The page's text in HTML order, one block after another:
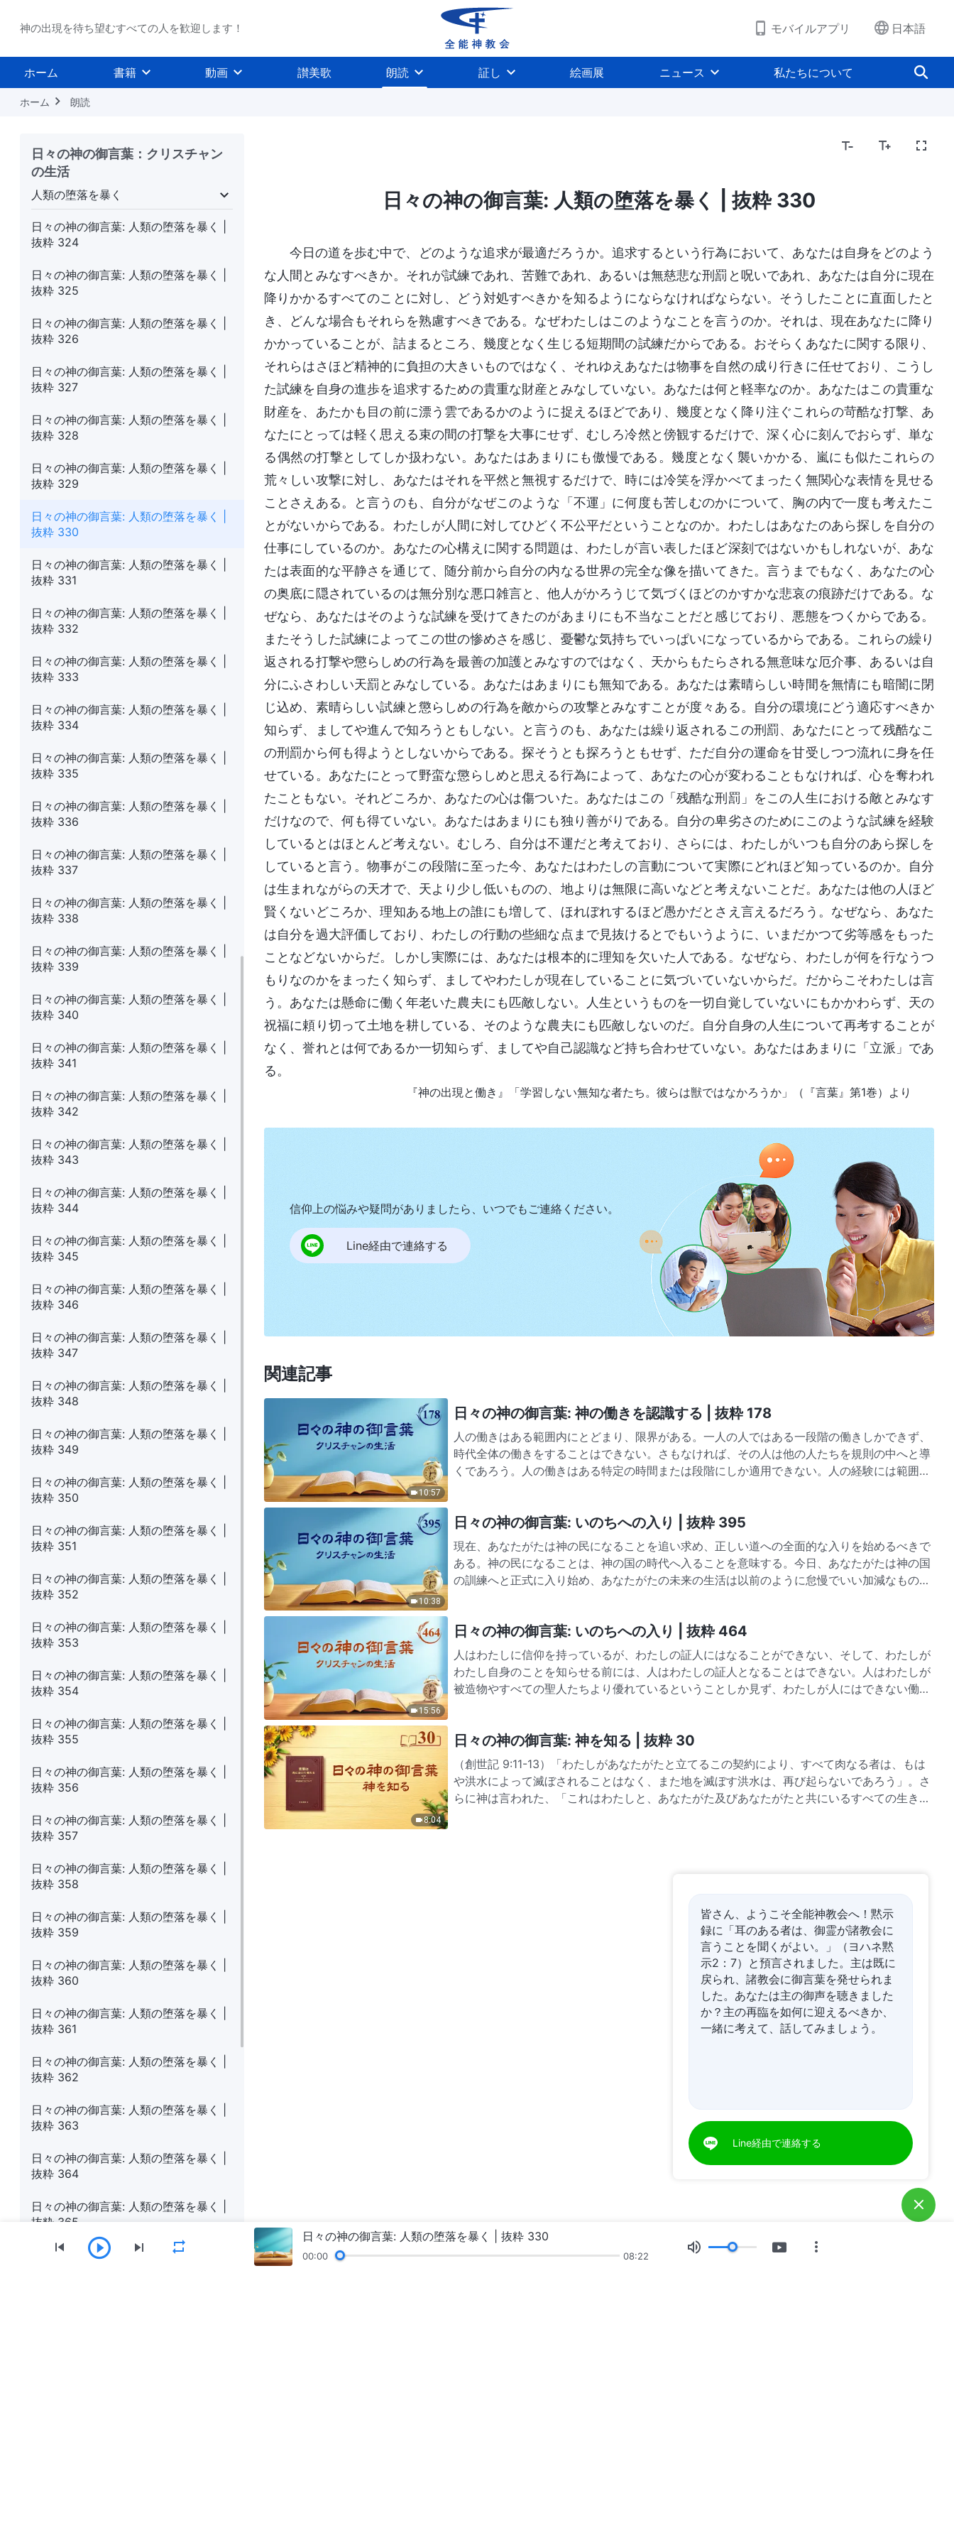
神の出現を待ち望むすべての人を歓迎します！ モバイルアプリ 日本語
ホーム 書籍 動画 讃美歌 朗読 証し 絵画展 ニュース 私たちについて
ホーム 朗読
日々の神の御言葉：クリスチャン
の生活
人類の堕落を暴く
を暴く 人類の堕落を暴く いのちへの入り 終着点と結末
日々の神の御言葉: 人類の堕落を暴く |
日々の神の御言葉: 人類の堕落を暴く |
抜粋 321
抜粋 322
日々の神の御言葉: 人類の堕落を暴く |
抜粋 323
日々の神の御言葉: 人類の堕落を暴く |
抜粋 324
日々の神の御言葉: 人類の堕落を暴く |
抜粋 325
日々の神の御言葉: 人類の堕落を暴く |
抜粋 326
日々の神の御言葉: 人類の堕落を暴く |
抜粋 327
日々の神の御言葉: 人類の堕落を暴く |
抜粋 328
日々の神の御言葉: 人類の堕落を暴く |
抜粋 329
日々の神の御言葉: 人類の堕落を暴く |
抜粋 330
日々の神の御言葉: 人類の堕落を暴く |
抜粋 331
日々の神の御言葉: 人類の堕落を暴く |
抜粋 332
日々の神の御言葉: 人類の堕落を暴く |
抜粋 333
日々の神の御言葉: 人類の堕落を暴く |
抜粋 334
日々の神の御言葉: 人類の堕落を暴く |
抜粋 335
日々の神の御言葉: 人類の堕落を暴く |
抜粋 336
日々の神の御言葉: 人類の堕落を暴く |
抜粋 337
日々の神の御言葉: 人類の堕落を暴く |
抜粋 338
日々の神の御言葉: 人類の堕落を暴く |
抜粋 339
日々の神の御言葉: 人類の堕落を暴く |
抜粋 340
日々の神の御言葉: 人類の堕落を暴く |
抜粋 341
日々の神の御言葉: 人類の堕落を暴く |
抜粋 342
日々の神の御言葉: 人類の堕落を暴く |
抜粋 343
日々の神の御言葉: 人類の堕落を暴く |
抜粋 344
日々の神の御言葉: 人類の堕落を暴く |
抜粋 345
日々の神の御言葉: 人類の堕落を暴く |
抜粋 346
日々の神の御言葉: 人類の堕落を暴く |
抜粋 347
日々の神の御言葉: 人類の堕落を暴く |
抜粋 348
日々の神の御言葉: 人類の堕落を暴く |
抜粋 349
日々の神の御言葉: 人類の堕落を暴く |
抜粋 350
日々の神の御言葉: 人類の堕落を暴く |
抜粋 351
日々の神の御言葉: 人類の堕落を暴く |
抜粋 352
日々の神の御言葉: 人類の堕落を暴く |
抜粋 353
日々の神の御言葉: 人類の堕落を暴く |
抜粋 354
日々の神の御言葉: 人類の堕落を暴く |
抜粋 355
日々の神の御言葉: 人類の堕落を暴く |
抜粋 356
日々の神の御言葉: 人類の堕落を暴く |
抜粋 357
日々の神の御言葉: 人類の堕落を暴く |
抜粋 358
日々の神の御言葉: 人類の堕落を暴く |
抜粋 359
日々の神の御言葉: 人類の堕落を暴く |
抜粋 360
日々の神の御言葉: 人類の堕落を暴く |
抜粋 361
日々の神の御言葉: 人類の堕落を暴く |
抜粋 362
日々の神の御言葉: 人類の堕落を暴く |
抜粋 363
日々の神の御言葉: 人類の堕落を暴く |
抜粋 364
日々の神の御言葉: 人類の堕落を暴く |
抜粋 365
日々の神の御言葉: 人類の堕落を暴く |
日々の神の御言葉: 人類の堕落を暴く | 抜粋 330
今日の道を歩む中で、どのような追求が最適だろうか。追求するという行為において、あなたは自身をどのよう
な人間とみなすべきか。それが試練であれ、苦難であれ、あるいは無慈悲な刑罰と呪いであれ、あなたは自分に現在
降りかかるすべてのことに対し、どう対処すべきかを知るようにならなければならない。そうしたことに直面したと
き、どんな場合もそれらを熟慮すべきである。なぜわたしはこのようなことを言うのか。それは、現在あなたに降り
かかっていることが、詰まるところ、幾度となく生じる短期間の試練だからである。おそらくあなたに関する限り、
それらはさほど精神的に負担の大きいものではなく、それゆえあなたは物事を自然の成り行きに任せており、こうし
た試練を自身の進歩を追求するための貴重な財産とみなしていない。あなたは何と軽率なのか。あなたはこの貴重な
財産を、あたかも目の前に漂う雲であるかのように捉えるほどであり、幾度となく降り注ぐこれらの苛酷な打撃、あ
なたにとっては軽く思える束の間の打撃を大事にせず、むしろ冷然と傍観するだけで、深く心に刻んでおらず、単な
る偶然の打撃としてしか扱わない。あなたはあまりにも傲慢である。幾度となく襲いかかる、嵐にも似たこれらの
荒々しい攻撃に対し、あなたはそれを平然と無視するだけで、時には冷笑を浮かべてまったく無関心な表情を見せる
ことさえある。と言うのも、自分がなぜこのような「不運」に何度も苦しむのかについて、胸の内で一度も考えたこ
とがないからである。わたしが人間に対してひどく不公平だということなのか。わたしはあなたのあら探しを自分の
仕事にしているのか。あなたの心構えに関する問題は、わたしが言い表したほど深刻ではないかもしれないが、あな
たは表面的な平静さを通じて、随分前から自分の内なる世界の完全な像を描いてきた。言うまでもなく、あなたの心
の奥底に隠されているのは無分別な悪口雑言と、他人がかろうじて気づくほどのかすかな悲哀の痕跡だけである。な
ぜなら、あなたはそのような試練を受けてきたのがあまりにも不当なことだと感じており、悪態をつくからである。
またそうした試練によってこの世の惨めさを感じ、憂鬱な気持ちでいっぱいになっているからである。これらの繰り
返される打撃や懲らしめの行為を最善の加護とみなすのではなく、天からもたらされる無意味な厄介事、あるいは自
分にふさわしい天罰とみなしている。あなたはあまりにも無知である。あなたは素晴らしい時間を無情にも暗闇に閉
じ込め、素晴らしい試練と懲らしめの行為を敵からの攻撃とみなすことが度々ある。自分の環境にどう適応すべきか
知らず、ましてや進んで知ろうともしない。と言うのも、あなたは繰り返されるこの刑罰、あなたにとって残酷なこ
の刑罰から何も得ようとしないからである。探そうとも探ろうともせず、ただ自分の運命を甘受しつつ流れに身を任
せている。あなたにとって野蛮な懲らしめと思える行為によって、あなたの心が変わることもなければ、心を奪われ
たこともない。それどころか、あなたの心は傷ついた。あなたはこの「残酷な刑罰」をこの人生における敵とみなす
だけなので、何も得ていない。あなたはあまりにも独り善がりである。自分の卑劣さのためにこのような試練を経験
しているとはほとんど考えない。むしろ、自分は不運だと考えており、さらには、わたしがいつも自分のあら探しを
していると言う。物事がこの段階に至った今、あなたはわたしの言動について実際にどれほど知っているのか。自分
は生まれながらの天才で、天より少し低いものの、地よりは無限に高いなどと考えないことだ。あなたは他の人ほど
賢くないどころか、理知ある地上の誰にも増して、ほれぼれするほど愚かだとさえ言えるだろう。なぜなら、あなた
は自分を過大評価しており、わたしの行動の些細な点まで見抜けるとでもいうように、いまだかつて劣等感をもった
ことなどないからだ。しかし実際には、あなたは根本的に理知を欠いた人である。なぜなら、わたしが何を行なうつ
もりなのかをまったく知らず、ましてやわたしが現在していることに気づいていないからだ。だからこそわたしは言
う。あなたは懸命に働く年老いた農夫にも匹敵しない。人生というものを一切自覚していないにもかかわらず、天の
祝福に頼り切って土地を耕している、そのような農夫にも匹敵しないのだ。自分自身の人生について再考することが
なく、誉れとは何であるか一切知らず、ましてや自己認識など持ち合わせていない。あなたはあまりに「立派」であ
る。
『神の出現と働き』「学習しない無知な者たち。彼らは獣ではなかろうか」（『言葉』第1巻）より
信仰上の悩みや疑問がありましたら、いつでもご連絡ください。
Line経由で連絡する
関連記事
10:57
日々の神の御言葉: 神の働きを認識する | 抜粋 178
人の働きはある範囲内にとどまり、限界がある。一人の人ではある一段階の働きしかできず、
時代全体の働きをすることはできない。さもなければ、その人は他の人たちを規則の中へと導
くであろう。人の働きはある特定の時間または段階にしか適用できない。人の経験には範囲が
10:38
日々の神の御言葉: いのちへの入り | 抜粋 395
現在、あなたがたは神の民になることを追い求め、正しい道への全面的な入りを始めるべきで
ある。神の民になることは、神の国の時代へ入ることを意味する。今日、あなたがたは神の国
の訓練へと正式に入り始め、あなたがたの未来の生活は以前のように怠慢でいい加減なもので
15:56
日々の神の御言葉: いのちへの入り | 抜粋 464
人はわたしに信仰を持っているが、わたしの証人にはなることができない、そして、わたしが
わたし自身のことを知らせる前には、人はわたしの証人となることはできない。人はわたしが
被造物やすべての聖人たちより優れているということしか見ず、わたしが人にはできない働き
8:04
日々の神の御言葉: 神を知る | 抜粋 30
（創世記 9:11-13）「わたしがあなたがたと立てるこの契約により、すべて肉なる者は、もは
や洪水によって滅ぼされることはなく、また地を滅ぼす洪水は、再び起らないであろう」。さ
らに神は言われた、「これはわたしと、あなたがた及びあなたがたと共にいるすべての生き物
皆さん、ようこそ全能神教会へ！黙示
録に「耳のある者は、御霊が諸教会に
言うことを聞くがよい。」（ヨハネ黙
示2：7）と預言されました。主は既に
戻られ、諸教会に御言葉を発せられま
した。あなたは主の御声を聴きました
か？主の再臨を如何に迎えるべきか、
一緒に考えて、話してみましょう。
Line経由で連絡する
日々の神の御言葉: 人類の堕落を暴く | 抜粋 330
00:00 08:22